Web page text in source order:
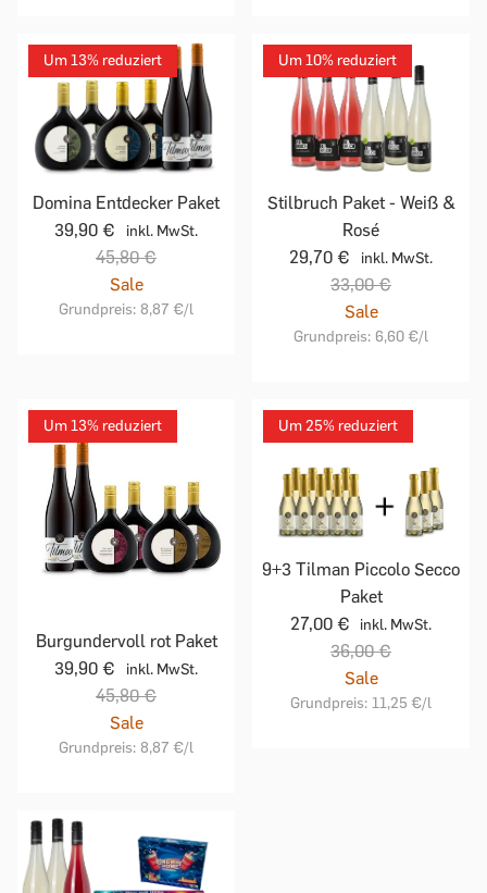
Um 13% reduziert
Domina Entdecker Paket
39,90 €
inkl. MwSt.
45,80 €
Sale
Grundpreis: 8,87 €/l
Um 10% reduziert
Stilbruch Paket - Weiß &
Rosé
29,70 €
inkl. MwSt.
33,00 €
Sale
Grundpreis: 6,60 €/l
Um 13% reduziert
Burgundervoll rot Paket
39,90 €
inkl. MwSt.
45,80 €
Sale
Grundpreis: 8,87 €/l
Um 25% reduziert
9+3 Tilman Piccolo Secco
Paket
27,00 €
inkl. MwSt.
36,00 €
Sale
Grundpreis: 11,25 €/l